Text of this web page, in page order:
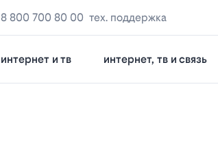
8 800 700 80 00 тех. поддержка
интернет и тв интернет, тв и связь